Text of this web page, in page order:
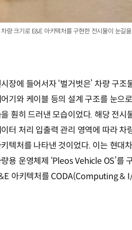
량 크기로 E&E 아키텍처를 구현한 전시물이 눈길
장에 들어서자 ‘벌거벗은’ 차량 구
기와 케이블 등의 설계 구조를 눈으
훤히 드러낸 모습이었다. 해당 전
이터 처리 입출력 관리 영역에 따라
키텍처를 나타낸 것이었다. 이는 현대
량용 운영체제 ‘Pleos Vehicle OS’를
아키텍처를 CODA(Computing